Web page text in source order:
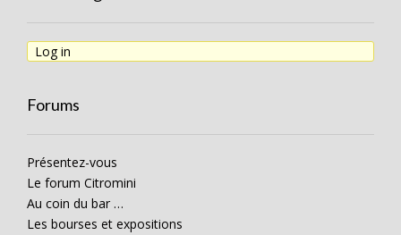
Log in
Forums
Présentez-vous
Le forum Citromini
Au coin du bar …
Les bourses et expositions